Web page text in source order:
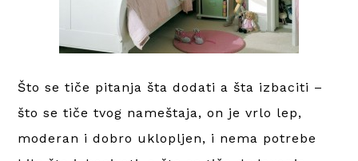
Što se tiče pitanja šta dodati a šta izbaciti –
što se tiče tvog nameštaja, on je vrlo lep,
moderan i dobro uklopljen, i nema potrebe